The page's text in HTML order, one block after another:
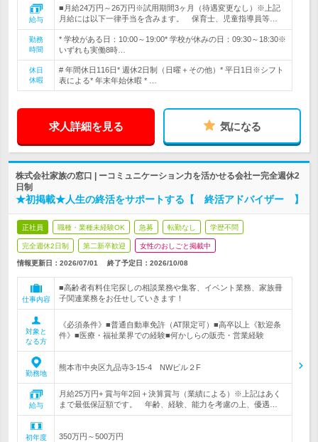
給与
■月給24万円～26万円※試用期間3ヶ月（待遇変更なし）※上記
月給には以下一律手当を含みます。 保育士、児童指導員等…
勤務
時間
* 学校がある日：10:00～19:00* 学校が休みの日：09:30～18:30※
いずれも実働8時…
休日
休暇
# 年間休日116日* 週休2日制（日曜＋その他）* 平日1日※シフト
表による* 年末年始休暇 * …
求人詳細を見る 気になる
株式会社家族の窓口 | ーコミュニケーション力を活かせる会社ー完全週休2
日制
★初掲載★人生の終活をサポートする【 終活アドバイザー 】
正社員 職種・業種未経験OK 急募 転勤なし 学歴不問
完全週休2日制 第二新卒歓迎 女性のおしごと掲載中
情報更新日：2026/07/01 終了予定日： 2026/10/08
仕事内容
■高齢者有料住宅探しの相談業務や集客、イベント業務、家族冊
子関連業務をお任せしていきます！
対象と
なる方
《必須条件》■普通自動車免許（AT限定可）■高卒以上《歓迎条
件》■医療・福祉業界での経験■何かしらの販売・営業経験
勤務地
熊本市中央区九品寺3-15-4 NWビル２F
給与
月給25万円+ 賞与年2回＋決算賞与（業績による）※上記はあく
まで最低保証額です。 年齢、経験、能力を考慮の上、優遇…
初年度
350万円～500万円